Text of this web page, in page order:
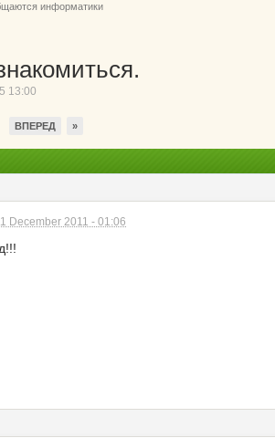
информатики
13:00
ВПЕРЕД »
December 2011 - 01:06